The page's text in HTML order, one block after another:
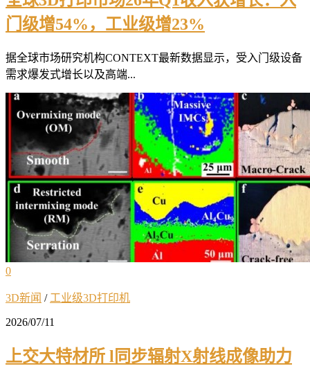
门级增54%，工业级增23%
据全球市场研究机构CONTEXT最新数据显示，受入门级设备
需求爆发式增长以及高端...
0
3D新闻 / 工业级3D打印机
2026/07/11
上交大特材所 l同步辐射X射线成像助力